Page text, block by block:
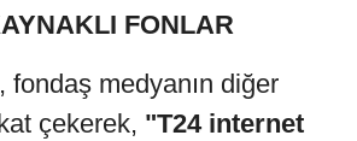
FONLAR
fondaş medyanın diğer
çekerek, "T24 internet